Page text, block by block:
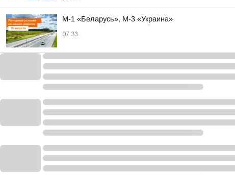
М-1 «Беларусь», М-3 «Украина»
07:33